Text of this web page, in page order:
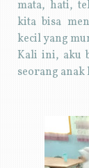
mata, hati,
kita bisa
kecil yang
Kali ini, aku
seorang anak